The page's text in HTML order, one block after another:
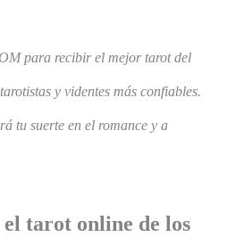
para recibir el mejor tarot del
y videntes más confiables.
tu suerte en el romance y a
tarot online de los